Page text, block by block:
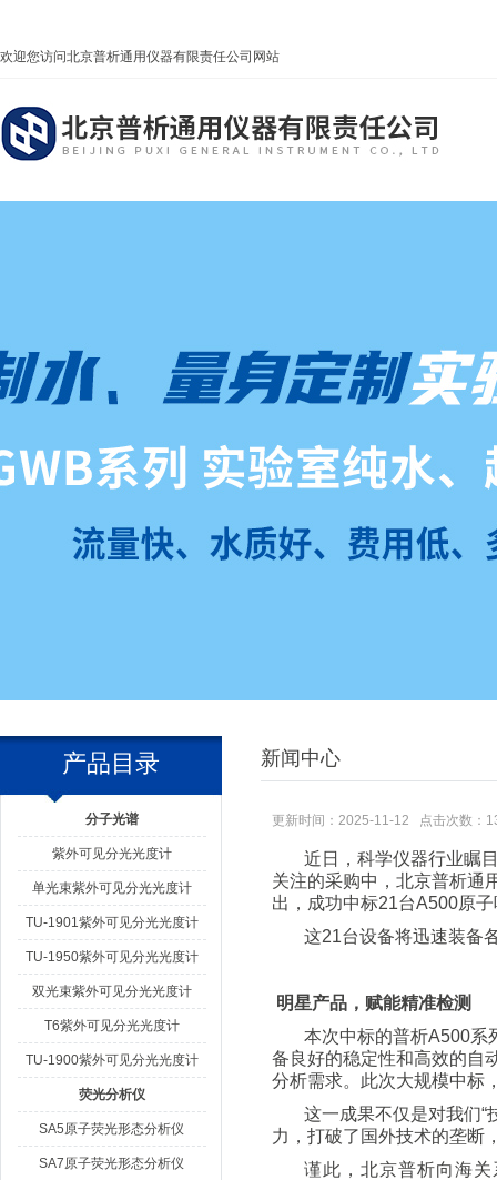
欢迎您访问北京普析通用仪器有限责任公司网站
产品目录
分子光谱
紫外可见分光光度计
单光束紫外可见分光光度计
TU-1901紫外可见分光光度计
TU-1950紫外可见分光光度计
双光束紫外可见分光光度计
T6紫外可见分光光度计
TU-1900紫外可见分光光度计
荧光分析仪
SA5原子荧光形态分析仪
SA7原子荧光形态分析仪
新闻中心
更新时间：2025-11-12 点击次数：
近日，科学仪器行业瞩
关注的采购中，北京普析通
出，成功中标21台A500原
这21台设备将迅速装备
明星产品，赋能精准检测
本次中标的普析A500系
备良好的稳定性和高效的自
分析需求。此次大规模中标
这一成果不仅是对我们“
力，打破了国外技术的垄断
谨此，北京普析向海